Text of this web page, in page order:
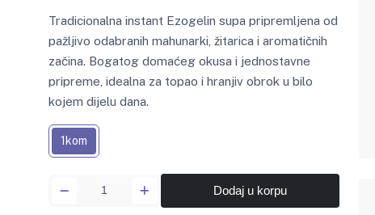
Tradicionalna instant Ezogelin supa pripremljena od
pažljivo odabranih mahunarki, žitarica i aromatičnih
začina. Bogatog domaćeg okusa i jednostavne
pripreme, idealna za topao i hranjiv obrok u bilo
kojem dijelu dana.
1kom
Dodaj u korpu